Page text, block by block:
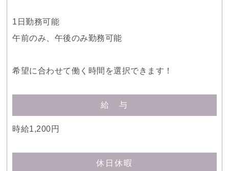
1日勤務可能
午前のみ、午後のみ勤務可能
希望に合わせて働く時間を選択できます！
給 与
時給1,200円
休日休暇